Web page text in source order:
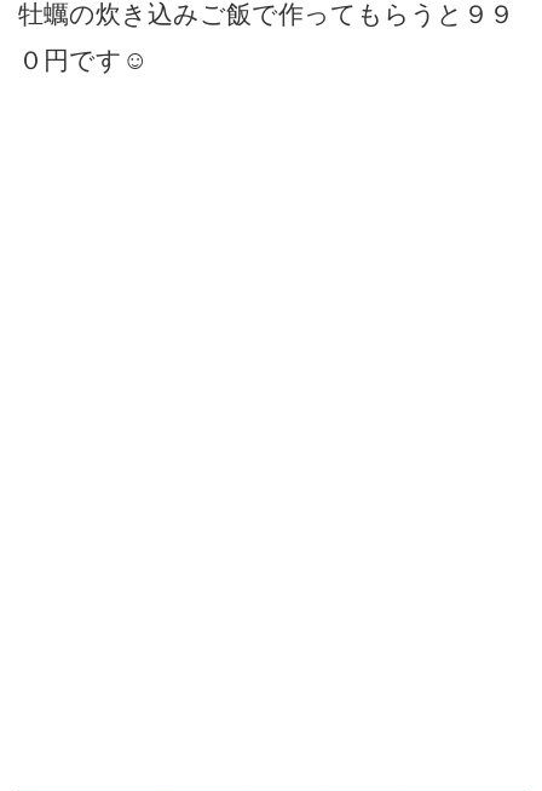
牡蠣の炊き込みご飯で作ってもらうと９９
０円です☺